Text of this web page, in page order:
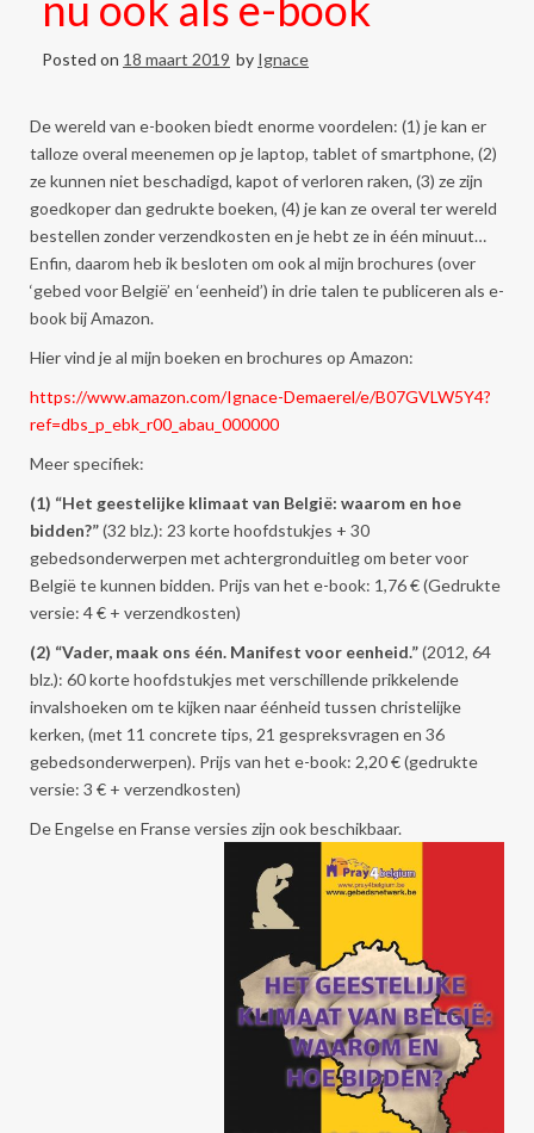
Posted on 18 maart 2019 by Ignace
De wereld van e-booken biedt enorme voordelen: (1) je kan er
talloze overal meenemen op je laptop, tablet of smartphone, (2)
ze kunnen niet beschadigd, kapot of verloren raken, (3) ze zijn
goedkoper dan gedrukte boeken, (4) je kan ze overal ter wereld
bestellen zonder verzendkosten en je hebt ze in één minuut…
Enfin, daarom heb ik besloten om ook al mijn brochures (over
‘gebed voor België’ en ‘eenheid’) in drie talen te publiceren als e-
book bij Amazon.
Hier vind je al mijn boeken en brochures op Amazon:
https://www.amazon.com/Ignace-Demaerel/e/B07GVLW5Y4?
ref=dbs_p_ebk_r00_abau_000000
Meer specifiek:
(1) “Het geestelijke klimaat van België: waarom en hoe
bidden?”(32 blz.): 23 korte hoofdstukjes + 30
gebedsonderwerpen met achtergronduitleg om beter voor
België te kunnen bidden. Prijs van het e-book: 1,76 € (Gedrukte
versie: 4 € + verzendkosten)
(2) “Vader, maak ons één. Manifest voor eenheid.”(2012, 64
blz.): 60 korte hoofdstukjes met verschillende prikkelende
invalshoeken om te kijken naar éénheid tussen christelijke
kerken, (met 11 concrete tips, 21 gespreksvragen en 36
gebedsonderwerpen). Prijs van het e-book: 2,20 € (gedrukte
versie: 3 € + verzendkosten)
De Engelse en Franse versies zijn ook beschikbaar.